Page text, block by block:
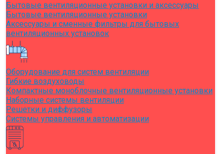
Бытовые вентиляционные установки и аксессуары
Бытовые вентиляционные установки
Аксессуары и сменные фильтры для бытовых
вентиляционных установок
Оборудование для систем вентиляции
Гибкие воздуховоды
Компактные моноблочные вентиляционные установки
Наборные системы вентиляции
Решетки и диффузоры
Системы управления и автоматизации